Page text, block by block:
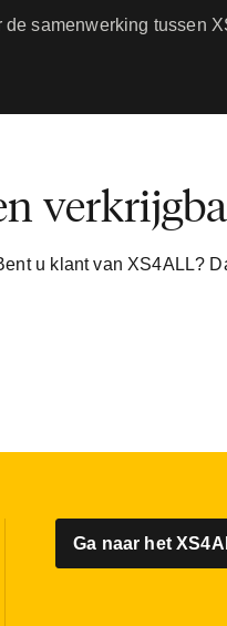
de samenwerking tussen
u klant van XS4ALL?
Ga naar het